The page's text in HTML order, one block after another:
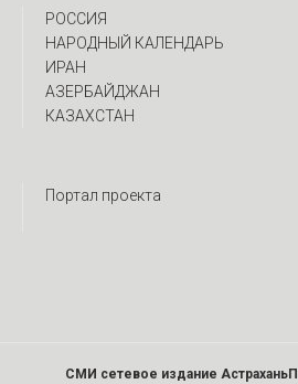
РОССИЯ
НАРОДНЫЙ КАЛЕНДАРЬ
ИРАН
АЗЕРБАЙДЖАН
КАЗАХСТАН
Портал проекта
СМИ сетевое издание